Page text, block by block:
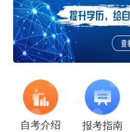
自考介绍 报考指南